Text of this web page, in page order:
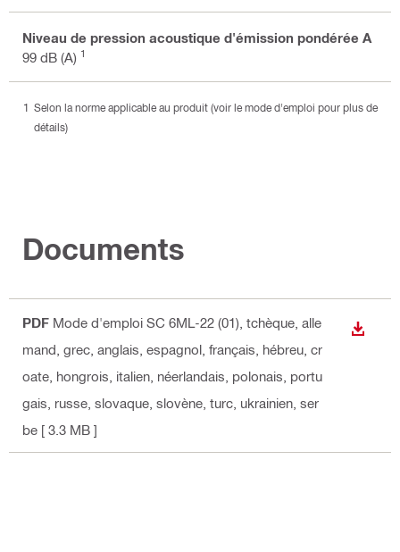
Niveau de pression acoustique d'émission pondérée A
99 dB (A) 1
Selon la norme applicable au produit (voir le mode d'emploi pour plus de
détails)
Documents
PDF Mode d'emploi SC 6ML-22 (01) , tchèque, alle
mand, grec, anglais, espagnol, français, hébreu, cr
oate, hongrois, italien, néerlandais, polonais, portu
gais, russe, slovaque, slovène, turc, ukrainien, ser
be [ 3.3 MB ]